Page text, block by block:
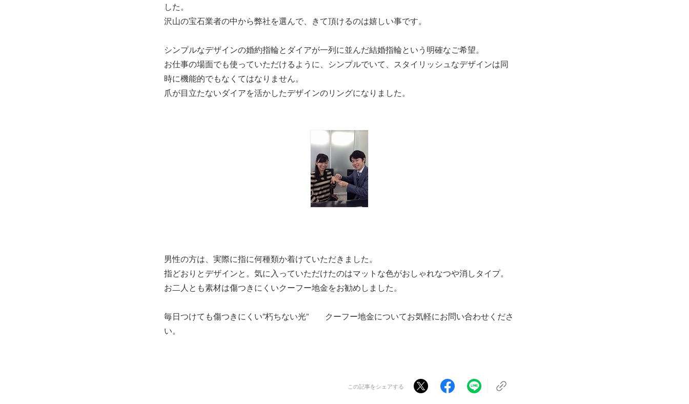
した。
沢山の宝石業者の中から弊社を選んで、きて頂けるのは嬉しい事です。
シンプルなデザインの婚約指輪とダイアが一列に並んだ結婚指輪という明確なご希望。
お仕事の場面でも使っていただけるように、シンプルでいて、スタイリッシュなデザインは同
時に機能的でもなくてはなりません。
爪が目立たないダイアを活かしたデザインのリングになりました。
男性の方は、実際に指に何種類か着けていただきました。
指どおりとデザインと。気に入っていただけたのはマットな色がおしゃれなつや消しタイプ。
お二人とも素材は傷つきにくいクーフー地金をお勧めしました。
毎日つけても傷つきにくい”朽ちない光” クーフー地金についてお気軽にお問い合わせくださ
い。
この記事をシェアする